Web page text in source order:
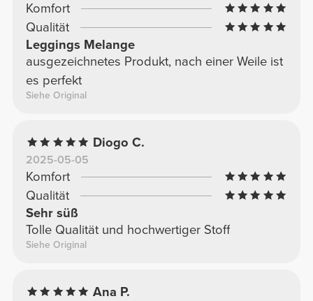
Komfort
Qualität
Leggings Melange
ausgezeichnetes Produkt, nach einer Weile ist
es perfekt
Siehe Original
Diogo C.
2025-05-05
Komfort
Qualität
Sehr süß
Tolle Qualität und hochwertiger Stoff
Siehe Original
Ana P.